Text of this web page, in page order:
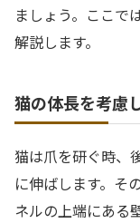
ましょう。ここで
解説します。
猫の体長を考慮
猫は爪を研ぐ時、
に伸ばします。そ
ネルの上端にある